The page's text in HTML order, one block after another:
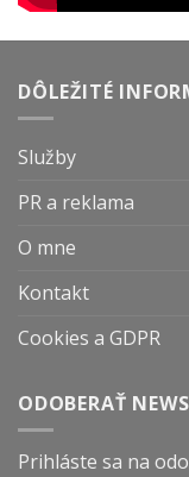
DÔLEŽITÉ
Služby
PR a reklama
O mne
Kontakt
Cookies a GDPR
ODOBERAŤ
Prihláste sa na